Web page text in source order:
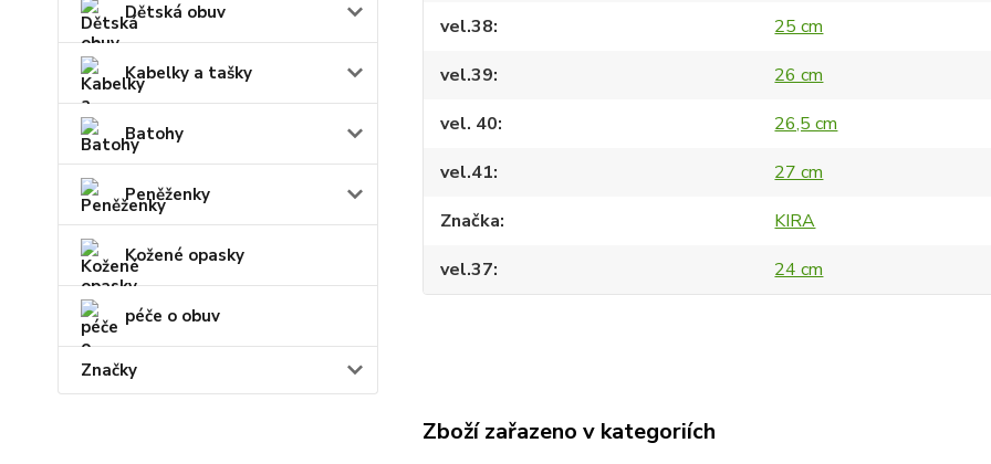
Dětská obuv
Kabelky a tašky
Batohy
Peněženky
Kožené opasky
péče o obuv
Značky
vel.38
25 cm
vel.39
26 cm
vel. 40
26,5 cm
vel.41
27 cm
Značka
KIRA
vel.37
24 cm
Zboží zařazeno v kategoriích